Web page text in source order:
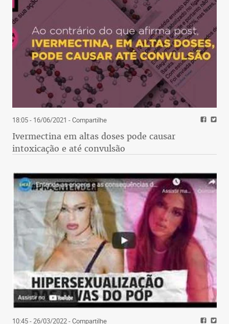
18:05 - 16/06/2021 - Compartilhe
Ivermectina em altas doses pode causar
intoxicação e até convulsão
10:45 - 26/03/2022- Compartilhe